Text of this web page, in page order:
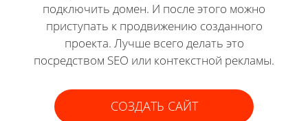
подключить домен. И после этого можно
приступать к продвижению созданного
проекта. Лучше всего делать это
посредством SEO или контекстной рекламы.
СОЗДАТЬ САЙТ